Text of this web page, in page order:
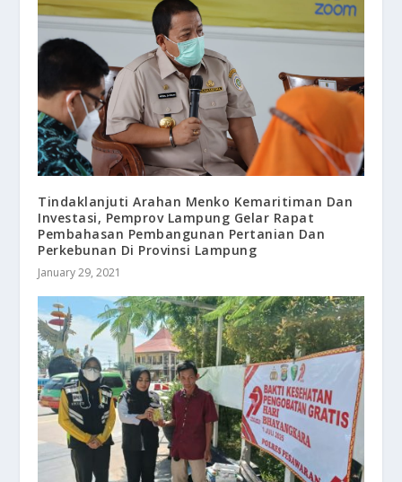
Tindaklanjuti Arahan Menko Kemaritiman Dan
Investasi, Pemprov Lampung Gelar Rapat
Pembahasan Pembangunan Pertanian Dan
Perkebunan Di Provinsi Lampung
January 29, 2021